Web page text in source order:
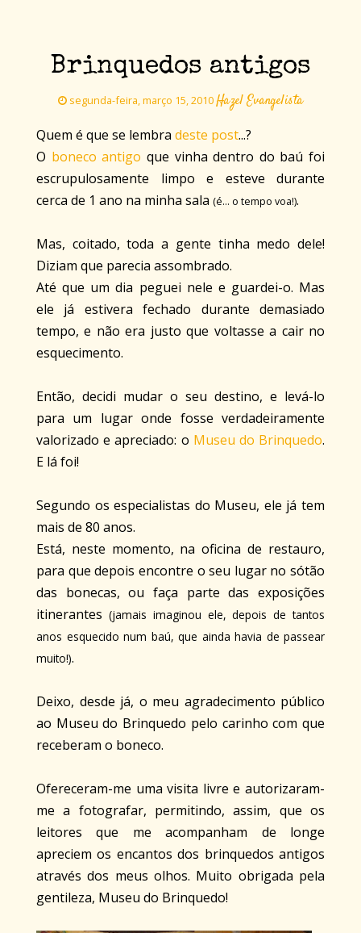
Brinquedos antigos
segunda-feira, março 15, 2010Hazel Evangelista
Quem é que se lembra deste post...?
O boneco antigo que vinha dentro do baú foi
escrupulosamente limpo e esteve durante
cerca de 1 ano na minha sala (é... o tempo voa!).
Mas, coitado, toda a gente tinha medo dele!
Diziam que parecia assombrado.
Até que um dia peguei nele e guardei-o. Mas
ele já estivera fechado durante demasiado
tempo, e não era justo que voltasse a cair no
esquecimento.
Então, decidi mudar o seu destino, e levá-lo
para um lugar onde fosse verdadeiramente
valorizado e apreciado: o Museu do Brinquedo.
E lá foi!
Segundo os especialistas do Museu, ele já tem
mais de 80 anos.
Está, neste momento, na oficina de restauro,
para que depois encontre o seu lugar no sótão
das bonecas, ou faça parte das exposições
itinerantes (jamais imaginou ele, depois de tantos
anos esquecido num baú, que ainda havia de passear
muito!).
Deixo, desde já, o meu agradecimento público
ao Museu do Brinquedo pelo carinho com que
receberam o boneco.
Ofereceram-me uma visita livre e autorizaram-
me a fotografar, permitindo, assim, que os
leitores que me acompanham de longe
apreciem os encantos dos brinquedos antigos
através dos meus olhos. Muito obrigada pela
gentileza, Museu do Brinquedo!